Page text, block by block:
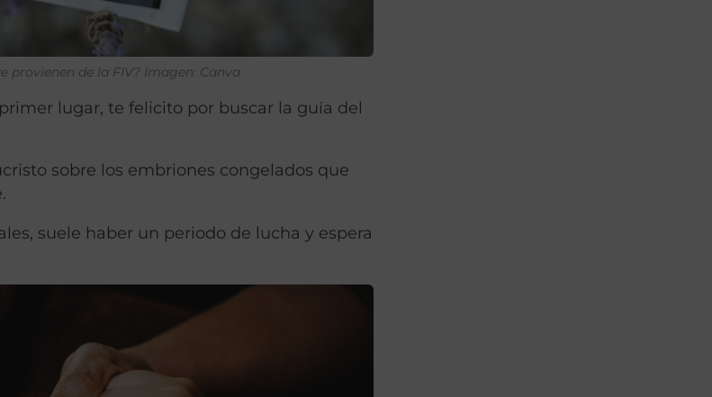
provienen de la FIV? Imagen: Canva
lugar, te felicito por buscar la guía del
sobre los embriones congelados que
suele haber un periodo de lucha y espera